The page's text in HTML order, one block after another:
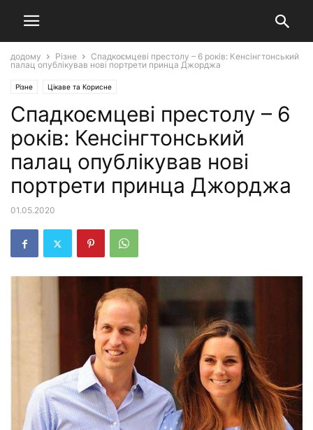
додому Різне
Спадкоємцеві престолу – 6 років: Кенсінгтонський
палац опублікував нові портрети принца Джорджа
Різне Цікаве та Корисне
Спадкоємцеві престолу – 6
років: Кенсінгтонський
палац опублікував нові
портрети принца Джорджа
01.05.2020